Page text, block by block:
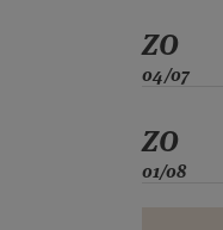
ZO
04/07
ZO
01/08